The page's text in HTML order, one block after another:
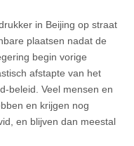
in Beijing op straat
plaatsen nadat de
begin vorige
afstapte van het
beleid. Veel mensen en
en krijgen nog
en blijven dan meestal